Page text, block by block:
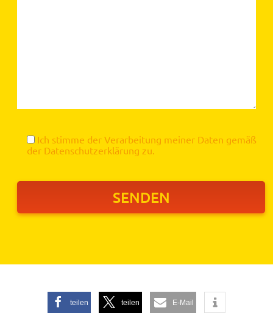
Ich stimme der Verarbeitung meiner Daten gemäß
der Datenschutzerklärung zu.
teilen teilen E-Mail